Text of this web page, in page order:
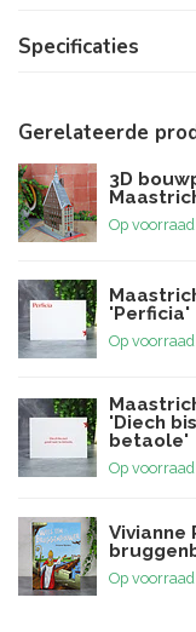
Specificaties
Gerelateerde
3D
Op voorraad
'Perficia'
Op voorraad
'Diech
betaole'
Op voorraad
Vivianne
Op voorraad